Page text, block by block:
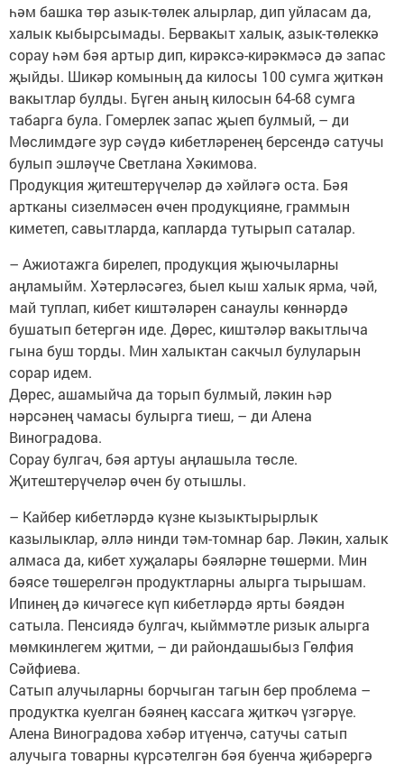
һәм башка төр азык-төлек алырлар, дип уйласам да,
халык кыбырсымады. Бервакыт халык, азык-төлеккә
сорау һәм бәя артыр дип, кирәксә-кирәкмәсә дә запас
җыйды. Шикәр комының да килосы 100 сумга җиткән
вакытлар булды. Бүген аның килосын 64-68 сумга
табарга була. Гомерлек запас җыеп булмый, – ди
Мөслимдәге зур сәүдә кибетләренең берсендә сатучы
булып эшләүче Светлана Хәкимова.
Продукция җитештерүчеләр дә хәйләгә оста. Бәя
артканы сизелмәсен өчен продукцияне, граммын
киметеп, савытларда, капларда тутырып саталар.
– Ажиотажга бирелеп, продукция җыючыларны
аңламыйм. Хәтерләсәгез, быел кыш халык ярма, чәй,
май туплап, кибет киштәләрен санаулы көннәрдә
бушатып бетергән иде. Дөрес, киштәләр вакытлыча
гына буш торды. Мин халыктан сакчыл булуларын
сорар идем.
Дөрес, ашамыйча да торып булмый, ләкин һәр
нәрсәнең чамасы булырга тиеш, – ди Алена
Виноградова.
Сорау булгач, бәя артуы аңлашыла төсле.
Җитештерүчеләр өчен бу отышлы.
– Кайбер кибетләрдә күзне кызыктырырлык
казылыклар, әллә нинди тәм-томнар бар. Ләкин, халык
алмаса да, кибет хуҗалары бәяләрне төшерми. Мин
бәясе төшерелгән продуктларны алырга тырышам.
Ипинең дә кичәгесе күп кибетләрдә ярты бәядән
сатыла. Пенсиядә булгач, кыйммәтле ризык алырга
мөмкинлегем җитми, – ди райондашыбыз Гөлфия
Сәйфиева.
Сатып алучыларны борчыган тагын бер проблема –
продуктка куелган бәянең кассага җиткәч үзгәрүе.
Алена Виноградова хәбәр итүенчә, сатучы сатып
алучыга товарны күрсәтелгән бәя буенча җибәрергә